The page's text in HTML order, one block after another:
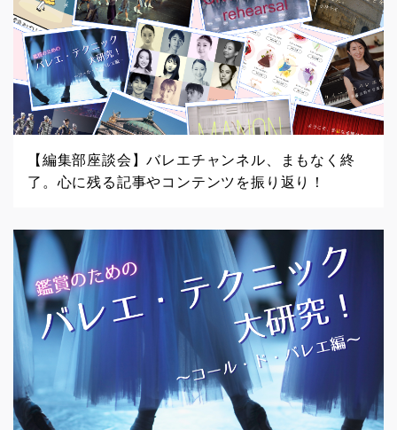
【編集部座談会】バレエチャンネル、まもなく終
了。心に残る記事やコンテンツを振り返り！